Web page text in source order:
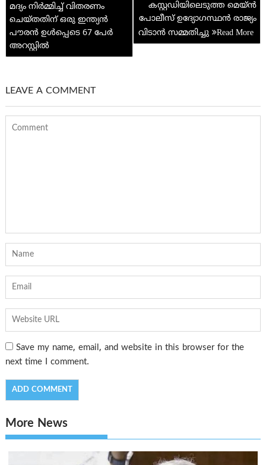
p
navigation
മദ്യം നിർമ്മിച്ച് വിതരണം
ചെയ്തതിന് ഒരു ഇന്ത്യൻ
പൗരൻ ഉൾപ്പെടെ 67 പേർ
അറസ്റ്റിൽ
കസ്റ്റഡിയിലെടുത്ത മെയ്ൻ
പോലീസ് ഉദ്യോഗസ്ഥൻ രാജ്യം
വിടാൻ സമ്മതിച്ചു
LEAVE A COMMENT
Save my name, email, and website in this browser for the
next time I comment.
More News